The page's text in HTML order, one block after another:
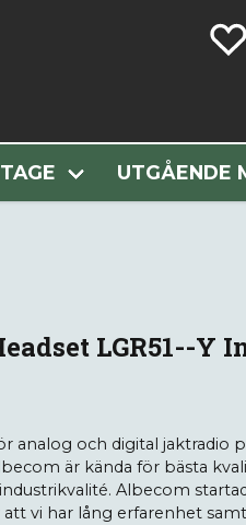
UTGÅENDE
Mini Headset LGR51--Y Inre
LGR51--Y
analog och digital jaktradio
är kända för bästa
Albecom
vi har lång erfarenhet